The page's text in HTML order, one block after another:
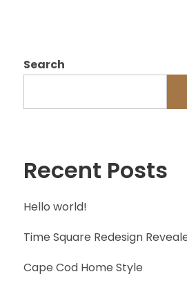
Search
Recent Posts
Hello world!
Time Square Redesign
Cape Cod Home Style